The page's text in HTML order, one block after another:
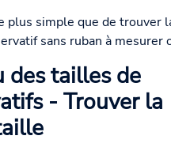
plus simple que de trouver
sans ruban à mesurer
des tailles de
- Trouver la